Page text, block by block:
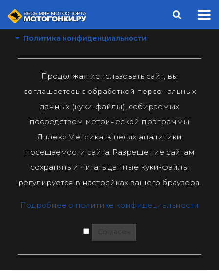
Политика конфиденциальности
Продолжая использовать сайт, вы
соглашаетесь с обработкой персональных
данных (куки-файлы), собираемых
посредством метрической программы
Яндекс.Метрика, в целях аналитики
посещаемости сайта. Разрешение сайтам
сохранять и читать данные куки-файлы
регулируется в настройках вашего браузера.
Подробнее о политике конфидециальности
Согласен